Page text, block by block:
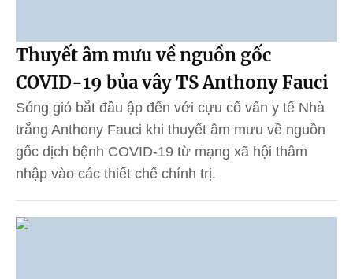
Thuyết âm mưu về nguồn gốc
COVID-19 bủa vây TS Anthony Fauci
Sóng gió bắt đầu ập đến với cựu cố vấn y tế Nhà
trắng Anthony Fauci khi thuyết âm mưu về nguồn
gốc dịch bệnh COVID-19 từ mạng xã hội thâm
nhập vào các thiết chế chính trị.